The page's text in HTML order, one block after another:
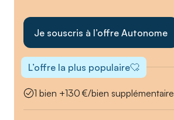
Je souscris à l’offre Autonome
L’offre la plus populaire
1 bien +130 €/bien supplémentaire